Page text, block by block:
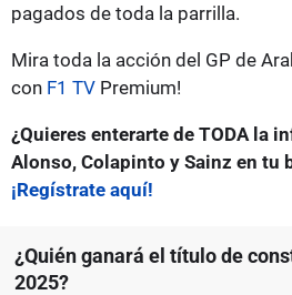
pagados de toda la parrilla.
Mira toda la acción del GP de
con F1 TV Premium!
¿Quieres enterarte de TODA la
Alonso, Colapinto y Sainz en tu
¡Regístrate aquí!
¿Quién ganará el título de
2025?